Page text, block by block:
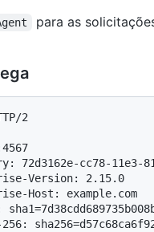
para as
2
72d3162e-cc78-11e3-
Version: 2.15.0
Host: example.com